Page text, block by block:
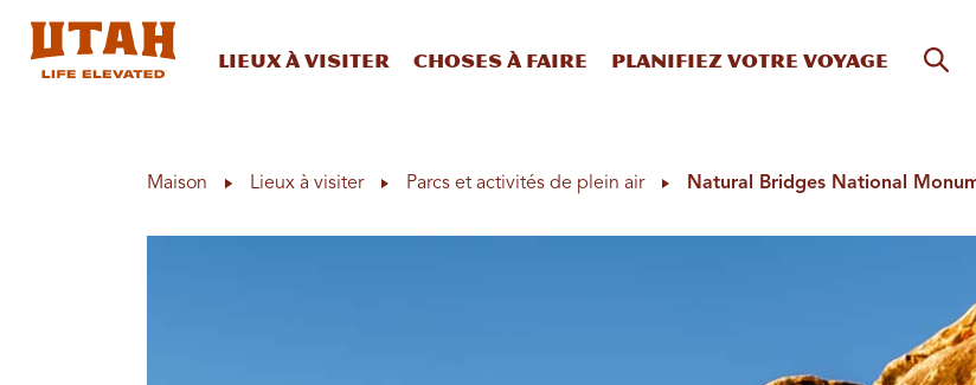
Lieux à visiter Choses à faire Planifiez votre voyage
Maison Lieux à visiter Parcs et activités de plein air Natural Bridges National